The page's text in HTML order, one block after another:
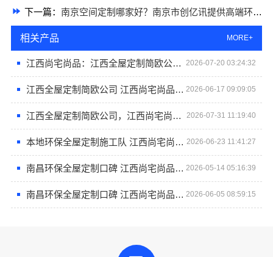
下一篇： 南京空间定制哪家好？南京市创亿讯提供高端环保定制解决方案
相关产品 MORE+
江西尚宅尚品：江西全屋定制简欧公司首选 2026-07-20 03:24:32
江西全屋定制简欧公司 江西尚宅尚品专注品质家装 2026-06-17 09:09:05
江西全屋定制简欧公司，江西尚宅尚品新型环保材料有限公司打造专属风格 2026-07-31 11:19:40
本地环保全屋定制施工队 江西尚宅尚品新型环保材料有限公司 2026-06-23 11:41:27
南昌环保全屋定制口碑 江西尚宅尚品新型环保材料有限公司 2026-05-14 05:16:39
南昌环保全屋定制口碑 江西尚宅尚品值得信赖 2026-06-05 08:59:15